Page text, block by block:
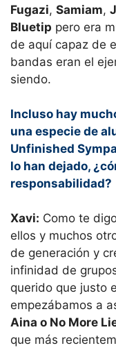
Fugazi, Samiam,
Bluetip pero era
de aquí capaz de
bandas eran el
siendo.
Incluso hay
una especie de
Unfinished
lo han dejado,
responsabilidad?
Xavi: Como te
ellos y muchos
de generación y
infinidad de
querido que justo
empezábamos a
Aina o No More
que más